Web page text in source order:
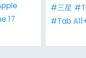
17
#三星
#Tab